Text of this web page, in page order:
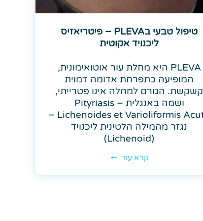
טיפול טבעי בPLEVA – פיטריאזיס
ליכנויד אקוטית
PLEVA היא מחלת עור אוטואימונית,
המופיעה כתפרחת אדומה דמוית
קשקשת. הגורם למחלה אינו פטרייתי,
ושמה באנגלית – Pityriasis
Lichenoides et Varioliformis Acuta –
נגזר מהמילה הלטינית ליכנויד
(Lichenoid)
קרא עוד